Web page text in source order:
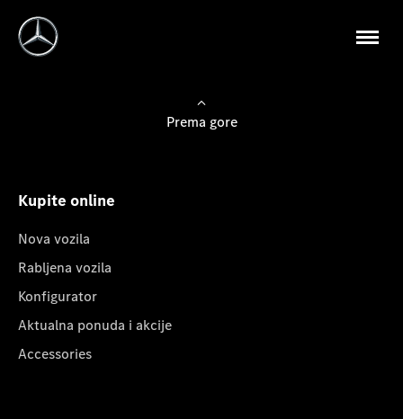
Prema gore
Kupite online
Nova vozila
Rabljena vozila
Konfigurator
Aktualna ponuda i akcije
Accessories